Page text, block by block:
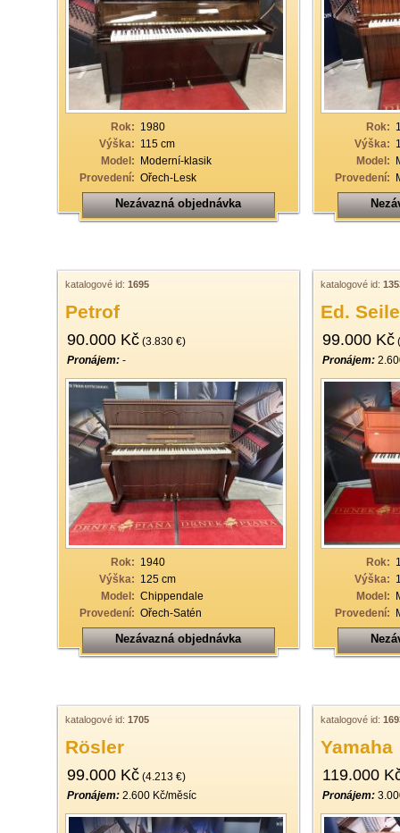
33
35
39
40
Rok: 1980
Výška: 115 cm
Model: Moderní-klasik
Provedení: Ořech-Lesk
Nezávazná objednávka
Rok:
Výška:
Model:
Provedení:
katalogové id: 1695
Petrof
90.000 Kč (3.830 €)
Pronájem: -
Rok: 1940
Výška: 125 cm
Model: Chippendale
Provedení: Ořech-Satén
Nezávazná objednávka
katalogové id:
Ed.
99.000 Kč
Pronájem:
Rok:
Výška:
Model:
Provedení:
katalogové id: 1705
Rösler
99.000 Kč (4.213 €)
Pronájem: 2.600 Kč/měsíc
katalogové id:
Yamaha
119.000
Pronájem: